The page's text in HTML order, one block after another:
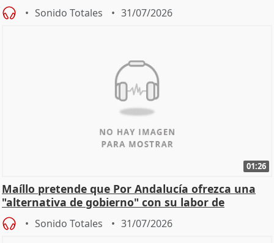
Sonido Totales 31/07/2026
01:26
Maíllo pretende que Por Andalucía ofrezca una
"alternativa de gobierno" con su labor de
oposición
Sonido Totales 31/07/2026